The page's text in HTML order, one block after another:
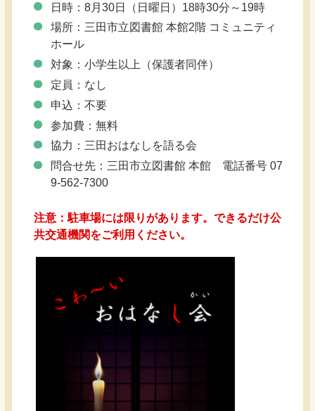
日時：8月30日（日曜日）18時30分～19時
場所：三田市立図書館 本館2階 コミュニティ
ホール
対象：小学生以上（保護者同伴）
定員：なし
申込：不要
参加費：無料
協力：三田おはなしを語る会
問合せ先：三田市立図書館 本館 電話番号 07
9-562-7300
注意：駐車場には限りがあります。できるだけ公
共交通機関をご利用ください。